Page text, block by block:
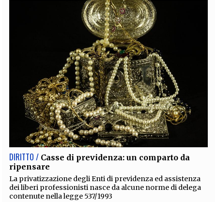
DIRITTO / Casse di previdenza: un comparto da
ripensare
La privatizzazione degli Enti di previdenza ed assistenza
dei liberi professionisti nasce da alcune norme di delega
contenute nella legge 537/1993